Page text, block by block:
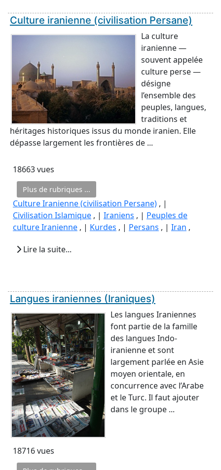
Culture iranienne (civilisation Persane)
La culture
iranienne —
souvent appelée
culture perse —
désigne
l’ensemble des
peuples, langues,
traditions et
héritages historiques issus du monde iranien. Elle
dépasse largement les frontières de ...
18663 vues
Plus de rubriques ...
Culture Iranienne (civilisation Persane) , |
Civilisation Islamique , | Iraniens , | Peuples de
culture Iranienne , | Kurdes , | Persans , | Iran ,
Lire la suite...
Langues iraniennes (Iraniques)
Les langues Iraniennes
font partie de la famille
des langues Indo-
iranienne et sont
largement parlée en Asie
moyen orientale, en
concurrence avec l’Arabe
et le Turc. Il faut ajouter
dans le groupe ...
18716 vues